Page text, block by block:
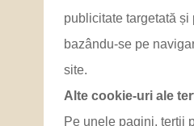
publicitate targetată și
bazându-se pe
site.
Alte cookie-uri ale
Pe unele pagini, terții